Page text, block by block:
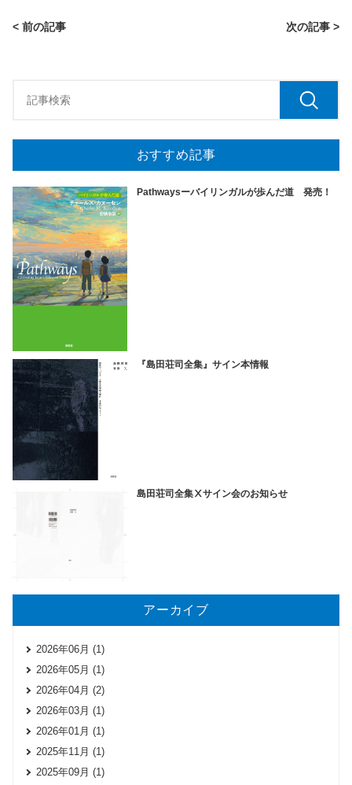
< 前の記事 次の記事 >
おすすめ記事
Pathwaysーバイリンガルが歩んだ道 発売！
『島田荘司全集』サイン本情報
島田荘司全集Ⅹサイン会のお知らせ
アーカイブ
2026年06月 (1)
2026年05月 (1)
2026年04月 (2)
2026年03月 (1)
2026年01月 (1)
2025年11月 (1)
2025年09月 (1)